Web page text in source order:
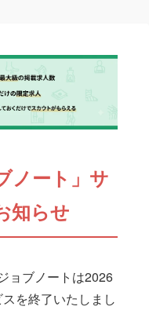
ノート」サ
知らせ
ョブノートは2026
を終了いたしまし